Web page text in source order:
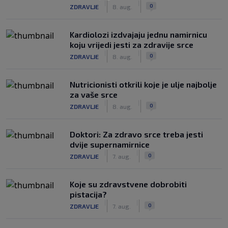
ZDRAVLJE 8. aug. 0
Kardiolozi izdvajaju jednu namirnicu
koju vrijedi jesti za zdravije srce
ZDRAVLJE 8. aug. 0
Nutricionisti otkrili koje je ulje najbolje
za vaše srce
ZDRAVLJE 8. aug. 0
Doktori: Za zdravo srce treba jesti
dvije supernamirnice
ZDRAVLJE 7. aug. 0
Koje su zdravstvene dobrobiti
pistacija?
ZDRAVLJE 7. aug. 0